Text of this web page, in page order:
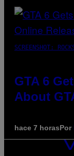
SCREENSHOT:
GTA 6
About
hace 7 horasPor